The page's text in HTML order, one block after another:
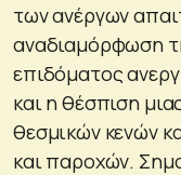
των ανέργων
αναδιαμόρφωση
επιδόματος
και η θέσπιση
θεσμικών κενών
και παροχών.